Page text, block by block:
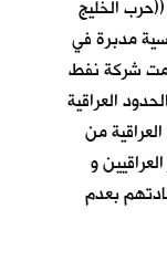
الخليج
مدبرة في
شركة نفط
العراقية
من
و
بعدم